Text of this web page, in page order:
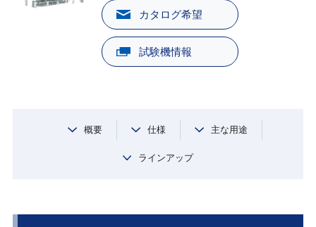
カタログ希望
試験機情報
概要 仕様 主な用途
ラインアップ